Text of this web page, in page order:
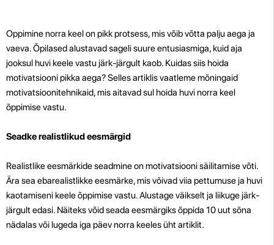
Oppimine norra keel on pikk protsess, mis võib võtta palju aega ja
vaeva. Õpilased alustavad sageli suure entusiasmiga, kuid aja
jooksul huvi keele vastu järk-järgult kaob. Kuidas siis hoida
motivatsiooni pikka aega? Selles artiklis vaatleme mõningaid
motivatsioonitehnikaid, mis aitavad sul hoida huvi norra keel
õppimise vastu.
Seadke realistlikud eesmärgid
Realistlike eesmärkide seadmine on motivatsiooni säilitamise võti.
Ära sea ebarealistlikke eesmärke, mis võivad viia pettumuse ja huvi
kaotamiseni keele õppimise vastu. Alustage väikselt ja liikuge järk-
järgult edasi. Näiteks võid seada eesmärgiks õppida 10 uut sõna
nädalas või lugeda iga päev norra keeles üht artiklit.